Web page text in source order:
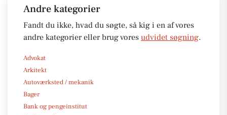
Andre kategorier
Fandt du ikke, hvad du søgte, så kig i en af vores
andre kategorier eller brug vores udvidet søgning.
Advokat
Arkitekt
Autoværksted / mekanik
Bager
Bank og pengeinstitut